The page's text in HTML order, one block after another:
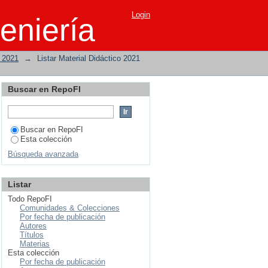
Login
→
Listar Material Didáctico 2021
Buscar en RepoFI
Buscar en RepoFI
Esta colección
Búsqueda avanzada
Listar
Todo RepoFI
Comunidades & Colecciones
Por fecha de publicación
Autores
Títulos
Materias
Esta colección
Por fecha de publicación